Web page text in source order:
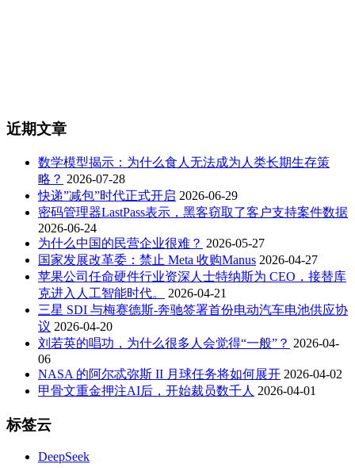
近期文章
数学模型揭示：为什么食人无法成为人类长期生存策
略？ 2026-07-28
快递”减包”时代正式开启 2026-06-29
密码管理器LastPass表示，黑客窃取了客户支持案件数据
2026-06-24
为什么中国的民营企业很难？ 2026-05-27
国家发展改革委：禁止 Meta 收购Manus 2026-04-27
苹果公司任命硬件行业资深人士特纳斯为 CEO，接替库
克进入人工智能时代。
2026-04-21
三星 SDI 与梅赛德斯-奔驰签署首份电动汽车电池供应协
议 2026-04-20
刘若英的唱功，为什么很多人会觉得“一般”？ 2026-04-
06
NASA 的阿尔忒弥斯 II 月球任务将如何展开 2026-04-02
甲骨文重金押注AI后，开始裁员数千人 2026-04-01
标签云
DeepSeek